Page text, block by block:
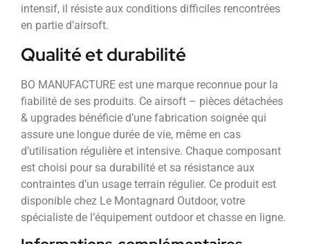
intensif, il résiste aux conditions difficiles rencontrées
en partie d’airsoft.
Qualité et durabilité
BO MANUFACTURE est une marque reconnue pour la
fiabilité de ses produits. Ce airsoft – pièces détachées
& upgrades bénéficie d’une fabrication soignée qui
assure une longue durée de vie, même en cas
d’utilisation régulière et intensive. Chaque composant
est choisi pour sa durabilité et sa résistance aux
contraintes d’un usage terrain régulier. Ce produit est
disponible chez Le Montagnard Outdoor, votre
spécialiste de l’équipement outdoor et chasse en ligne.